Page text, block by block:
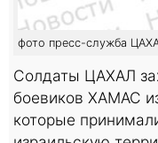
фото пресс-служба
Солдаты ЦАХАЛ
боевиков ХАМАС
которые